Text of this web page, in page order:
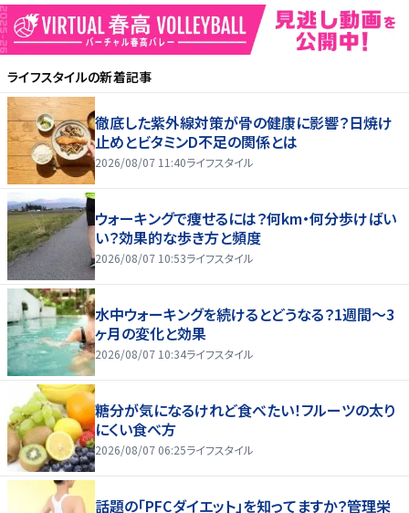
ライフスタイルの新着記事
徹底した紫外線対策が骨の健康に影響？日焼け
止めとビタミンD不足の関係とは
2026/08/07 11:40ライフスタイル
ウォーキングで痩せるには？何km・何分歩けばい
い？効果的な歩き方と頻度
2026/08/07 10:53ライフスタイル
水中ウォーキングを続けるとどうなる？1週間～3
ヶ月の変化と効果
2026/08/07 10:34ライフスタイル
糖分が気になるけれど食べたい！フルーツの太り
にくい食べ方
2026/08/07 06:25ライフスタイル
話題の「PFCダイエット」を知ってますか？管理栄